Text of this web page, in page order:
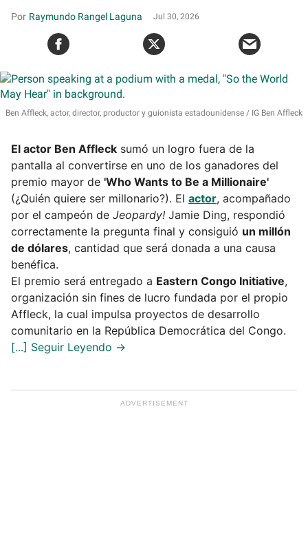
Raymundo Rangel Laguna Jul 30, 2026
Ben Affleck, actor, director, productor y guionista estadounidense IG Ben Affleck
El actor Ben Affleck sumó un logro fuera de la
pantalla al convertirse en uno de los ganadores del
premio mayor de 'Who Wants to Be a Millionaire'
(¿Quién quiere ser millonario?). El actor, acompañado
por el campeón de Jeopardy! Jamie Ding, respondió
correctamente la pregunta final y consiguió un millón
de dólares, cantidad que será donada a una causa
benéfica.
El premio será entregado a Eastern Congo Initiative,
organización sin fines de lucro fundada por el propio
Affleck, la cual impulsa proyectos de desarrollo
comunitario en la República Democrática del Congo.